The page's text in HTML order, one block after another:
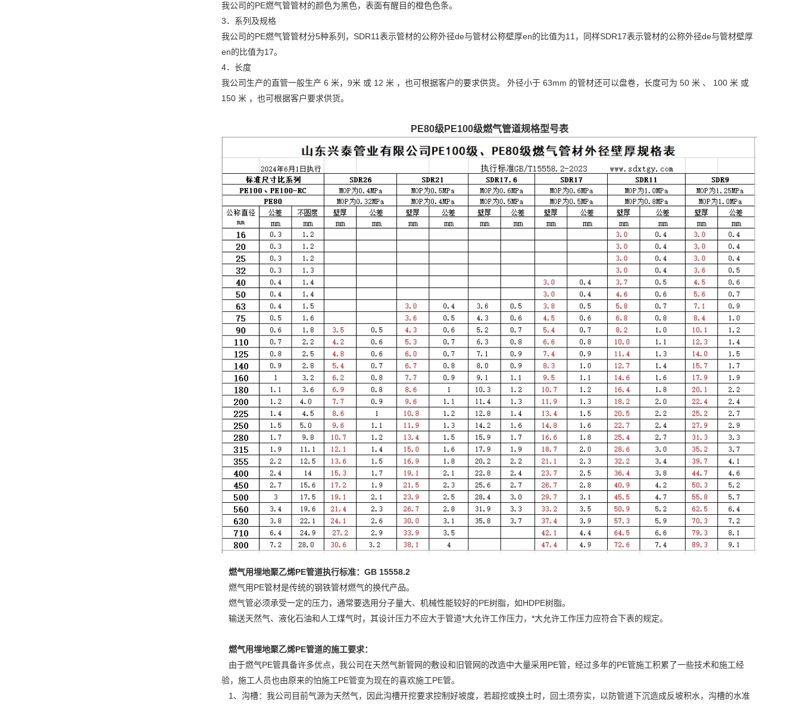
我公司的PE燃气管管材的颜色为黑色，表面有醒目的橙色色条。
3．系列及规格
我公司的PE燃气管管材分5种系列，SDR11表示管材的公称外径de与管材公称壁厚en的比值为11，同样SDR17表示管材的公称外径de与管材壁厚
en的比值为17。
4．长度
我公司生产的直管一般生产 6 米，9米 或 12 米 ，也可根据客户的要求供货。 外径小于 63mm 的管材还可以盘卷，长度可为 50 米 、 100 米 或
150 米 ，也可根据客户要求供货。
PE80级PE100级燃气管道规格型号表
燃气用埋地聚乙烯PE管道执行标准：GB 15558.2
燃气用PE管材是传统的钢铁管材燃气的换代产品。
燃气管必须承受一定的压力，通常要选用分子量大、机械性能较好的PE树脂，如HDPE树脂。
输送天然气、液化石油和人工煤气时，其设计压力不应大于管道*大允许工作压力，*大允许工作压力应符合下表的规定。
燃气用埋地聚乙烯PE管道的施工要求：
由于燃气PE管具备许多优点，我公司在天然气新管网的敷设和旧管网的改造中大量采用PE管，经过多年的PE管施工积累了一些技术和施工经
验，施工人员也由原来的怕施工PE管变为现在的喜欢施工PE管。
1、沟槽：我公司目前气源为天然气，因此沟槽开挖要求控制好坡度，若超挖或换土时，回土须夯实，以防管道下沉造成反坡积水，沟槽的水准